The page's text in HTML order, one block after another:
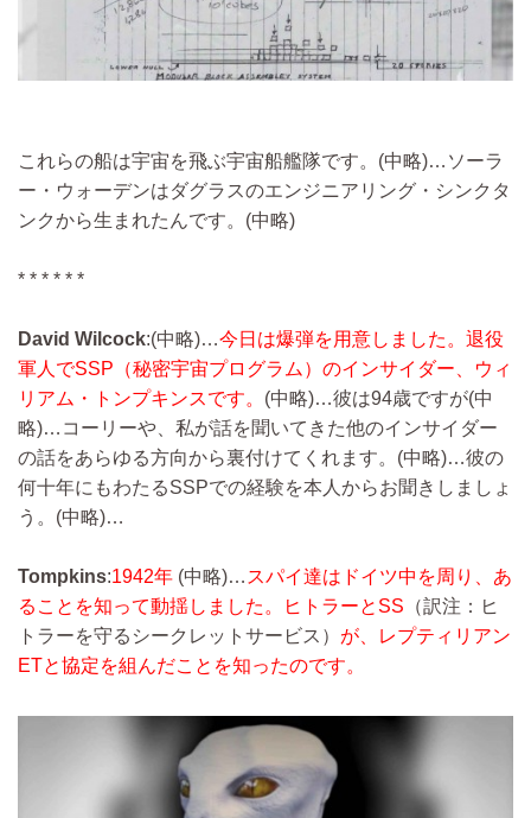
これらの船は宇宙を飛ぶ宇宙船艦隊です。 (中略)… ソーラ
ー・ウォーデンはダグラスのエンジニアリング・シンクタ
ンクから生まれたんです。 (中略)
* * * * * *
David Wilcock:(中略)…今日は爆弾を用意しました。退役
軍人でSSP（秘密宇宙プログラム）のインサイダー、ウィ
リアム・トンプキンスです。 (中略)…彼は94歳ですが(中
略)… コーリーや、私が話を聞いてきた他のインサイダー
の話をあらゆる方向から裏付けてくれます。 (中略)…彼の
何十年にもわたるSSPでの経験を本人からお聞きしましょ
う。 (中略)…
Tompkins:1942年 (中略)… スパイ達はドイツ中を周り、あ
ることを知って動揺しました。ヒトラーとSS （訳注：ヒ
トラーを守るシークレットサービス） が、レプティリアン
ETと協定を組んだことを知ったのです。